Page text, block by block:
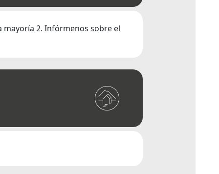
mayoría 2. Infórmenos sobre el